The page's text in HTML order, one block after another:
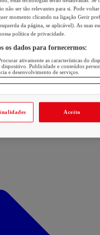
não ser tão relevantes para si. Pode voltar
momento clicando na ligação Gerir
da página, se aplicável). As suas
política de privacidade.
os dados para fornecermos:
ativamente as características do
Publicidade e conteúdos
e desenvolvimento de serviços.
Aceito